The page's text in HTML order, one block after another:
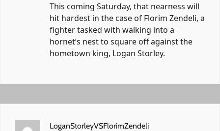
This coming Saturday, that nearness will
hit hardest in the case of Florim Zendeli, a
fighter tasked with walking into a
hornet’s nest to square off against the
hometown king, Logan Storley.
LoganStorleyVSFlorimZendeli